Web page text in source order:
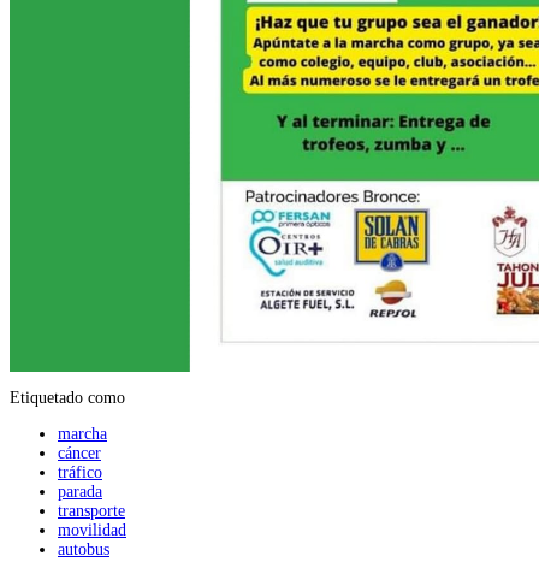
Etiquetado como
marcha
cáncer
tráfico
parada
transporte
movilidad
autobus